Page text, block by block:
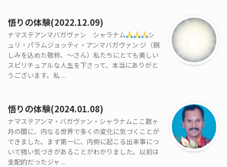
悟りの体験(2022.12.09)
ナマステアンマバガヴァン シャラナム
シ
ュリ・パラムジョッティ・アンマバガヴァン ジ（親
しみを込めた敬称、〜さん）私たちにとても美しい
スピリチュアルな人生を下さって、本当にありがと
うございます。私 ...
悟りの体験(2024.01.08)
ナマステアンマ・バガヴァン・シャラナムここ数ヶ
月の間に、内なる世界で多くの変化に気づくことが
できました。まず第一に、内側に起こる出来事につ
いて強い気づきがあることがわかりました。以前は
支配的だったジャ ...